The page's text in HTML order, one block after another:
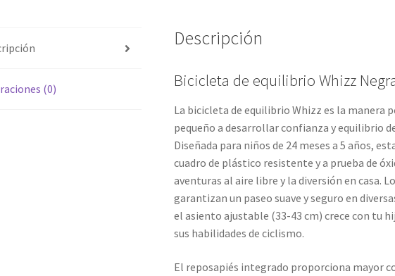
(0)
Descripción
Bicicleta de equilibrio Whizz
La bicicleta de equilibrio Whizz es la manera
pequeño a desarrollar confianza y equilibrio
Diseñada para niños de 24 meses a 5 años,
cuadro de plástico resistente y a prueba de
aventuras al aire libre y la diversión en casa.
garantizan un paseo suave y seguro en
el asiento ajustable (33-43 cm) crece con tu
sus habilidades de ciclismo.
El reposapiés integrado proporciona mayor